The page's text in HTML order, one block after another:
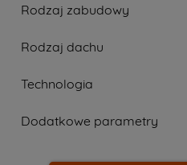
Rodzaj zabudowy
Rodzaj dachu
Technologia
Dodatkowe parametry